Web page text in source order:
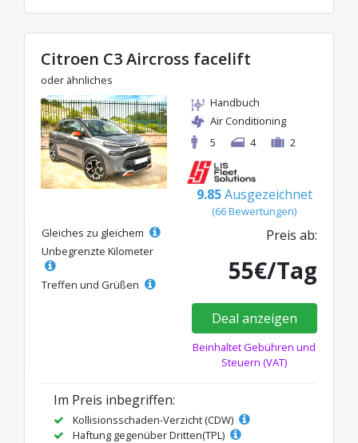
Citroen C3 Aircross facelift
oder ähnliches
Handbuch
Air Conditioning
5
4 2
9.85 Ausgezeichnet
(66 Bewertungen)
Gleiches zu gleichem
Unbegrenzte Kilometer
Treffen und Grüßen
Preis ab:
55€/Tag
Deal anzeigen
Beinhaltet Gebühren und
Steuern (VAT)
Im Preis inbegriffen:
Kollisionsschaden-Verzicht (CDW)
Haftung gegenüber Dritten(TPL)